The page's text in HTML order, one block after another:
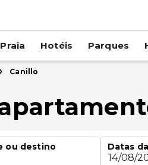
Praia Hotéis Parques
Canillo
ou destino
Datas
14/08/